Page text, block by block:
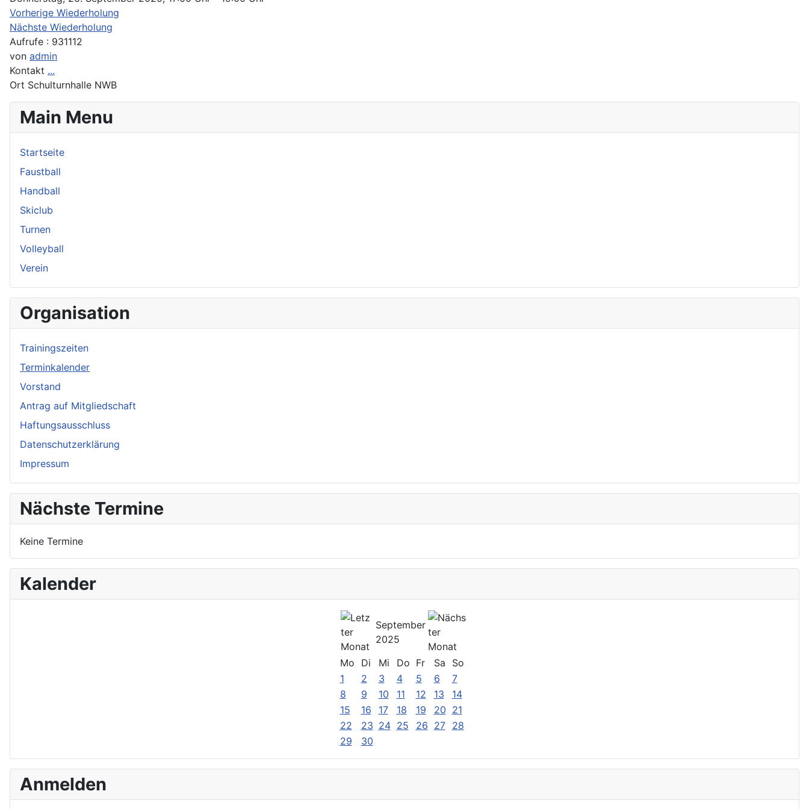
Vorherige Wiederholung
Nächste Wiederholung
Aufrufe : 931112
von admin
Kontakt ...
Ort Schulturnhalle NWB
Main Menu
Startseite
Faustball
Handball
Skiclub
Turnen
Volleyball
Verein
Organisation
Trainingszeiten
Terminkalender
Vorstand
Antrag auf Mitgliedschaft
Haftungsausschluss
Datenschutzerklärung
Impressum
Nächste Termine
Keine Termine
Kalender
September
2025
Mo
Di Mi Do Fr Sa
So
1
2 3 4 5 6
7
8
9 10 11 12 13
14
15
16 17 18 19 20 21
22
23 24 25 26 27
28
29
30
Anmelden